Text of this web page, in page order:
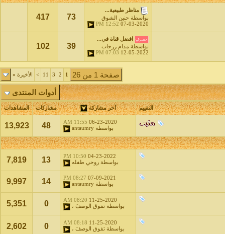
مناظر طبيعية...
بواسطة حنين الشوق
07-03-2020
12:52 PM
73
417
افضل قناة في...
بواسطة مدام ررحاب
12-05-2022
07:03 PM
39
102
صفحة 1 من 26 1
2
3
11
> الأخيرة »
أدوات المنتدى
التقييم آخر مشاركة مشاركات المشاهدات
06-23-2020
11:55 AM
بواسطة antaumry
48
13,923
04-23-2022
10:50 PM
بواسطة روحي طفله 13
7,819
07-09-2021
08:27 PM
بواسطة antaumry
14
9,997
11-25-2020
08:20 AM
بواسطة تفوق الوصفَ ، 0
5,351
11-25-2020
08:18 AM
بواسطة تفوق الوصفَ ، 0
2,602